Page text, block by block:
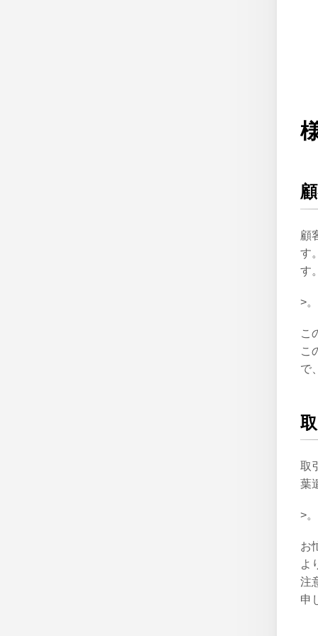
顧
す
す
>。
こ
こ
で
取
葉
>。
お
よ
注
申